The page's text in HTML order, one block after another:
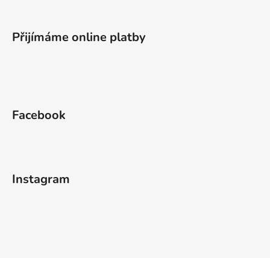
Přijímáme online platby
Facebook
Instagram